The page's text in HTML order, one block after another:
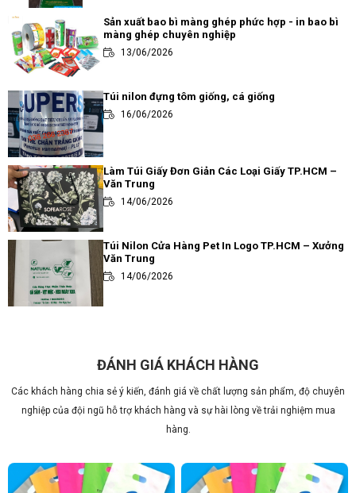
Sản xuất bao bì màng ghép phức hợp - in bao bì
màng ghép chuyên nghiệp
13/06/2026
Túi nilon đựng tôm giống, cá giống
16/06/2026
Làm Túi Giấy Đơn Giản Các Loại Giấy TP.HCM –
Văn Trung
14/06/2026
Túi Nilon Cửa Hàng Pet In Logo TP.HCM – Xưởng
Văn Trung
14/06/2026
Túi Đôi Đựng Ly Trà Sữa PE HD TP.HCM – Xưởng
Văn Trung
14/06/2026
Địa Chỉ In Túi Nilon Uy Tín Chất Lượng TP.HCM –
Văn Trung
ĐÁNH GIÁ KHÁCH HÀNG
Các khách hàng chia sẻ ý kiến, đánh giá về chất lượng sản phẩm, độ chuyên
nghiệp của đội ngũ hỗ trợ khách hàng và sự hài lòng về trải nghiệm mua
hàng.